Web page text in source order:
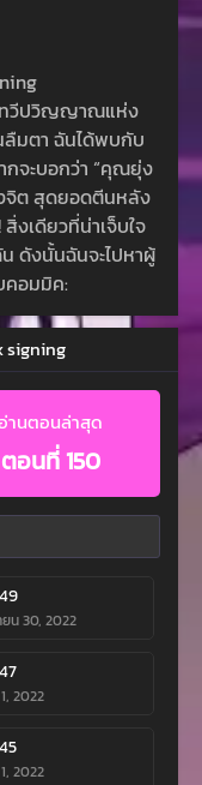
ทวีปวิญญาณแห่ง
มตา ฉันได้พบกับ
กจะบอกว่า “คุณยุ่ง
จิต สุดยอดตีนหลัง
งเดียวที่น่าเจ็บใจ
ดังนั้นฉันจะไปหาผู้
คอมมิค:
signing
านตอนล่าสุด
ตอนที่ 150
น 30, 2022
2022
2022